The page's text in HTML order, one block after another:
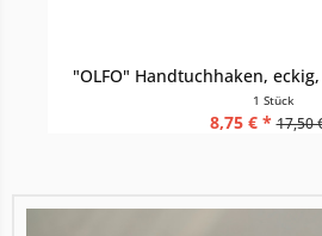
"OLFO" Handtuchhaken,
1 Stück
8,75 € * 17,50